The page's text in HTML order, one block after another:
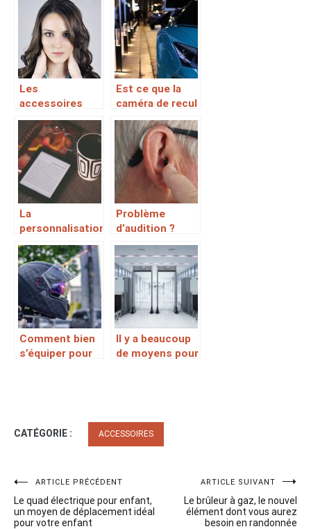
adapté à la
dégustation du
vin rouge
vous aurez
besoin en
randonnée
Les
accessoires
indispensables
pour un soin de
visage réussi !
Est ce que la
caméra de recul
est un bon
investissement
?
La
personnalisation
aux bout des
doigts
Problème
d’audition ?
Optez pour cet
appareil
Comment bien
s’équiper pour
Il y a beaucoup
de moyens pour
CATÉGORIE : ACCESSOIRES
Navigation
de
ARTICLE PRÉCÉDENT
Le quad électrique pour enfant,
un moyen de déplacement idéal
pour votre enfant
ARTICLE SUIVANT
Le brûleur à gaz, le nouvel
élément dont vous aurez
besoin en randonnée